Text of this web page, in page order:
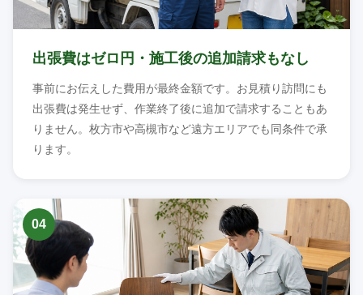
出張費はゼロ円・施工後の追加請求もなし
事前にお伝えした費用が最終金額です。お見積り訪問にも
出張費は発生せず、作業終了後に追加で請求することもあ
りません。枚方市や高槻市など遠方エリアでも同条件で承
ります。
04